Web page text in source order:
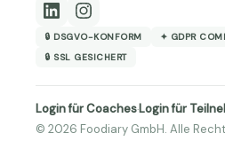
🔒 DSGVO-KONFORM
✦ GDPR
🔒 SSL GESICHERT
Login für Coaches·Login für
© 2026 Foodiary GmbH. Alle